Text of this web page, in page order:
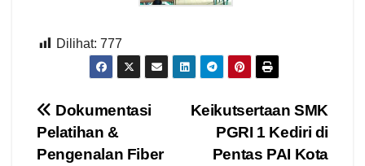
Dilihat: 777
Navigasi
pos
Keikutsertaan SMK
PGRI 1 Kediri di
Pentas PAI Kota
Dokumentasi
Pelatihan &
Pengenalan Fiber